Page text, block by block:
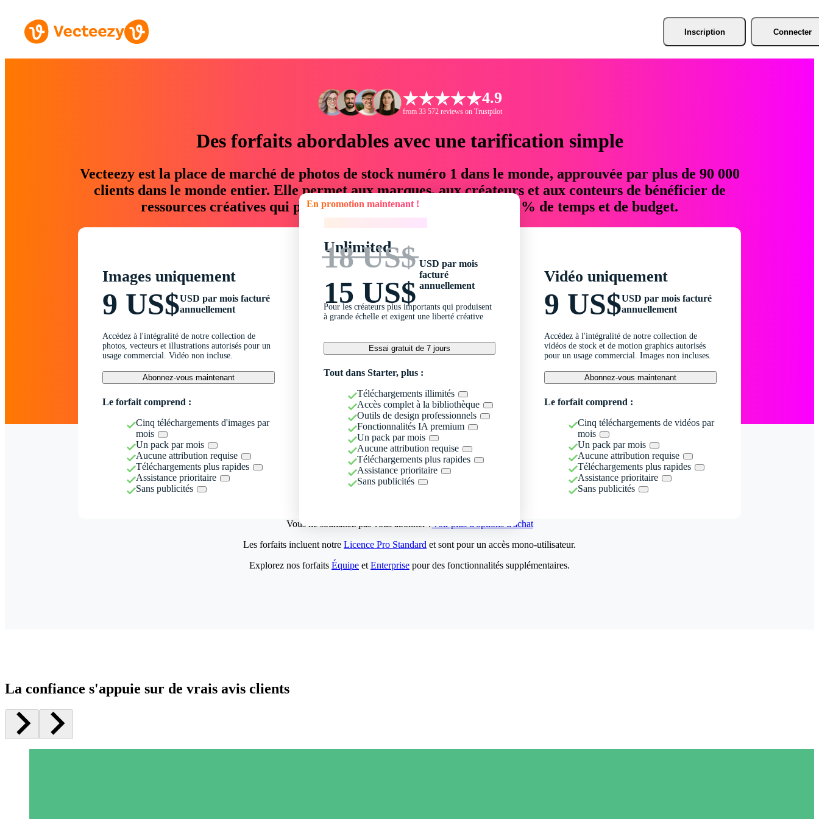
Inscription Connecter
4.9
from 33 572 reviews on Trustpilot
Des forfaits abordables avec une tarification simple
Vecteezy est la place de marché de photos de stock numéro 1 dans le monde, approuvée par plus de 90 000
clients dans le monde entier. Elle permet aux marques, aux créateurs et aux conteurs de bénéficier de
ressources créatives qui permettent d'économiser jusqu'à 76 % de temps et de budget.
Images uniquement
9 US$USD par mois facturé
annuellement
Accédez à l'intégralité de notre collection de
photos, vecteurs et illustrations autorisés pour un
usage commercial. Vidéo non incluse.
Abonnez-vous maintenant
Le forfait comprend :
Cinq téléchargements d'images par
mois
Un pack par mois
Aucune attribution requise
Téléchargements plus rapides
Assistance prioritaire
Sans publicités
En promotion maintenant !
Unlimited
18 US$
15 US$
USD par mois
facturé
annuellement
Pour les créateurs plus importants qui produisent
à grande échelle et exigent une liberté créative
Essai gratuit de 7 jours
Tout dans Starter, plus :
Téléchargements illimités
Accès complet à la bibliothèque
Outils de design professionnels
Fonctionnalités IA premium
Un pack par mois
Aucune attribution requise
Téléchargements plus rapides
Assistance prioritaire
Sans publicités
Vidéo uniquement
9 US$USD par mois facturé
annuellement
Accédez à l'intégralité de notre collection de
vidéos de stock et de motion graphics autorisés
pour un usage commercial. Images non incluses.
Abonnez-vous maintenant
Le forfait comprend :
Cinq téléchargements de vidéos par
mois
Un pack par mois
Aucune attribution requise
Téléchargements plus rapides
Assistance prioritaire
Sans publicités
Vous ne souhaitez pas vous abonner ?Voir plus d'options d'achat
Les forfaits incluent notre Licence Pro Standard et sont pour un accès mono-utilisateur.
Explorez nos forfaits Équipe et Enterprise pour des fonctionnalités supplémentaires.
La confiance s'appuie sur de vrais avis clients